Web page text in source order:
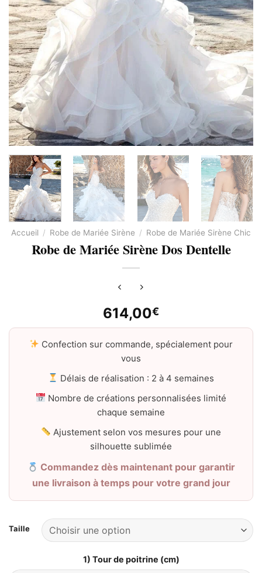
Accueil / Robe de Mariée Sirène / Robe de Mariée Sirène Chic
Robe de Mariée Sirène Dos Dentelle
614,00€
Confection sur commande, spécialement pour
vous
Délais de réalisation : 2 à 4 semaines
Nombre de créations personnalisées limité
chaque semaine
Ajustement selon vos mesures pour une
silhouette sublimée
Commandez dès maintenant pour garantir
une livraison à temps pour votre grand jour
Taille
1) Tour de poitrine (cm)